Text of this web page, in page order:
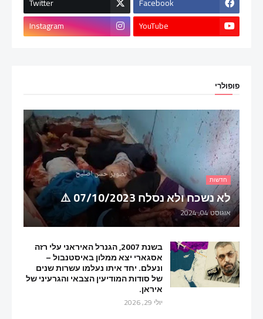
YouTube
Instagram
פופולרי
חדשות
לא נשכח ולא נסלח 07/10/2023 ⚠️
אוגוסט 04, 2024
בשנת 2007, הגנרל האיראני עלי רזה
אסגארי יצא ממלון באיסטנבול –
ונעלם. יחד איתו נעלמו עשרות שנים
של סודות המודיעין הצבאי והגרעיני של
איראן.
יולי 29, 2026